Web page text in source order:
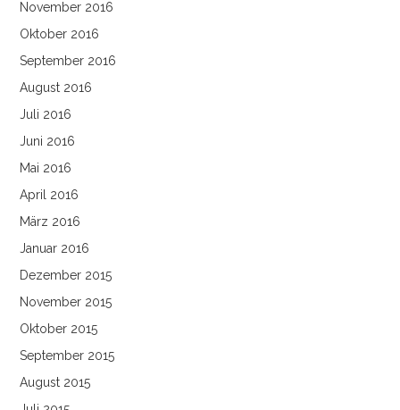
November 2016
Oktober 2016
September 2016
August 2016
Juli 2016
Juni 2016
Mai 2016
April 2016
März 2016
Januar 2016
Dezember 2015
November 2015
Oktober 2015
September 2015
August 2015